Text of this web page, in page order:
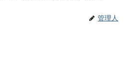
管理人